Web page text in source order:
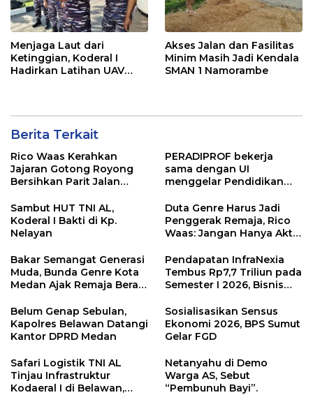
Menjaga Laut dari
Ketinggian, Koderal I
Hadirkan Latihan UAV
Akses Jalan dan Fasilitas
Minim Masih Jadi Kendala
SMAN 1 Namorambe
Berita Terkait
Rico Waas Kerahkan
Jajaran Gotong Royong
Bersihkan Parit Jalan
Tebal
PERADIPROF bekerja
sama dengan UI
menggelar Pendidikan
(PKPA)
Sambut HUT TNI AL,
Koderal I Bakti di Kp.
Nelayan
Duta Genre Harus Jadi
Penggerak Remaja, Rico
Waas: Jangan Hanya Aktif
Bakar Semangat Generasi
Muda, Bunda Genre Kota
Medan Ajak Remaja Berani
Pendapatan InfraNexia
Tembus Rp7,7 Triliun pada
Semester I 2026, Bisnis
Persen
Belum Genap Sebulan,
Kapolres Belawan Datangi
Kantor DPRD Medan
Sosialisasikan Sensus
Ekonomi 2026, BPS Sumut
Gelar FGD
Safari Logistik TNI AL
Tinjau Infrastruktur
Kodaeral I di Belawan,
Netanyahu di Demo
Warga AS, Sebut
“Pembunuh Bayi”.